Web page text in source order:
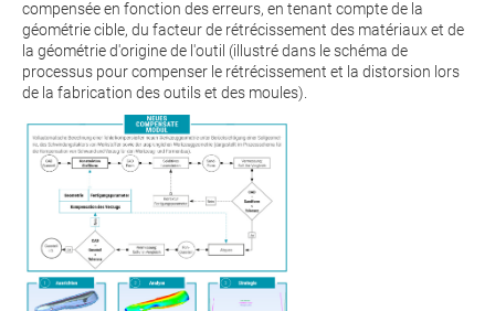
compensée en fonction des erreurs, en tenant compte de la
géométrie cible, du facteur de rétrécissement des matériaux et de
la géométrie d'origine de l'outil (illustré dans le schéma de
processus pour compenser le rétrécissement et la distorsion lors
de la fabrication des outils et des moules).